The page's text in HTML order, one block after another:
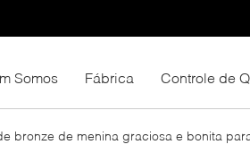
Somos Fábrica Controle de
bronze de menina graciosa e bonita